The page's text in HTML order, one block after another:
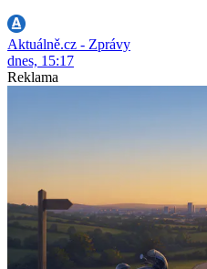
Aktuálně.cz - Zprávy
dnes, 15:17
Reklama